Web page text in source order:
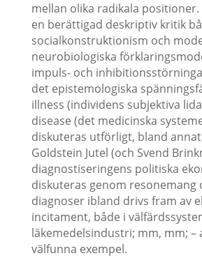
mellan olika radikala
en berättigad deskriptiv kritik
socialkonstruktionism och
neurobiologiska
impuls- och
det epistemologiska
illness (individens subjektiva
disease (det medicinska
diskuteras utförligt, bland
Goldstein Jutel (och Svend
diagnostiseringens politiska
diskuteras genom resonemang
diagnoser ibland drivs fram av
incitament, både i
läkemedelsindustri; mm, mm; –
välfunna exempel.